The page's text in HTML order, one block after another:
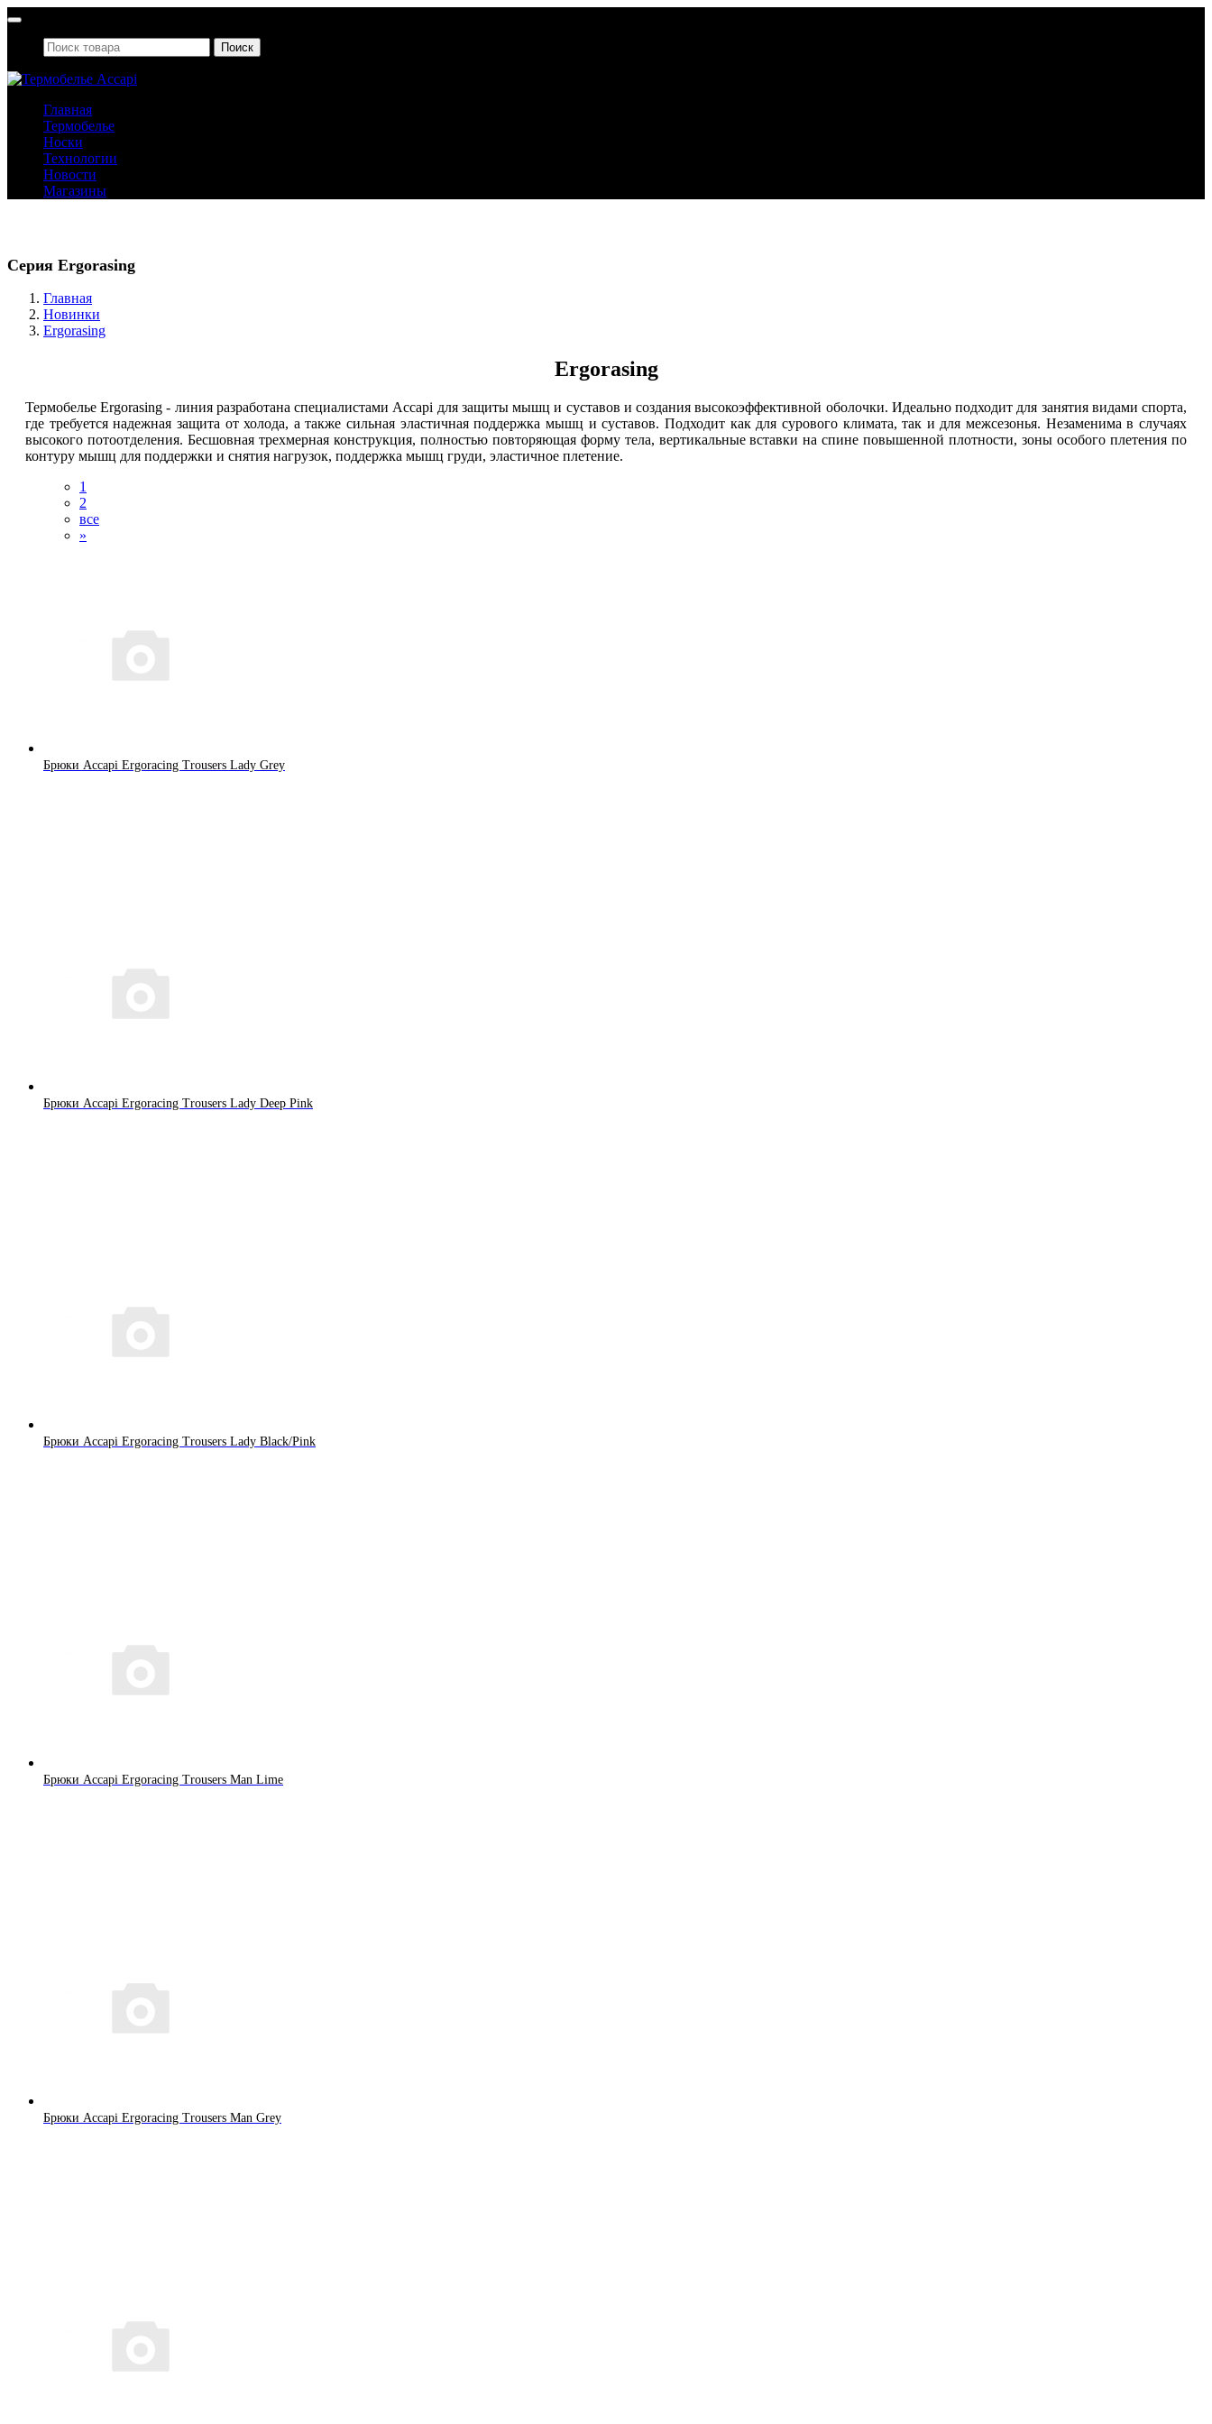
Поиск
Главная
Термобелье
Носки
Технологии
Новости
Магазины
Серия Ergorasing
Главная
Новинки
Ergorasing
Ergorasing
Термобелье Ergorasing - линия разработана специалистами Accapi для защиты мышц и суставов и создания высокоэффективной оболочки. Идеально подходит для занятия видами спорта,
где требуется надежная защита от холода, а также сильная эластичная поддержка мышц и суставов. Подходит как для сурового климата, так и для межсезонья. Незаменима в случаях
высокого потоотделения. Бесшовная трехмерная конструкция, полностью повторяющая форму тела, вертикальные вставки на спине повышенной плотности, зоны особого плетения по
контуру мышц для поддержки и снятия нагрузок, поддержка мышц груди, эластичное плетение.
1
2
все
»
Брюки Accapi Ergoracing Trousers Lady Grey
Брюки Accapi Ergoracing Trousers Lady Deep Pink
Брюки Accapi Ergoracing Trousers Lady Black/Pink
Брюки Accapi Ergoracing Trousers Man Lime
Брюки Accapi Ergoracing Trousers Man Grey